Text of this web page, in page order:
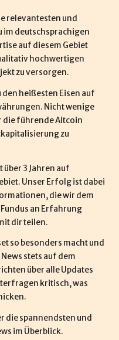
relevantesten und
im deutschsprachigen
auf diesem Gebiet
hochwertigen
zu versorgen.
heißesten Eisen auf
Nicht wenige
die führende Altcoin
zu
3 Jahren auf
Unser Erfolg ist dabei
die wir dem
an Erfahrung
dir teilen.
so besonders macht und
stets auf dem
über alle Updates
kritisch, was
die spannendsten und
im Überblick.